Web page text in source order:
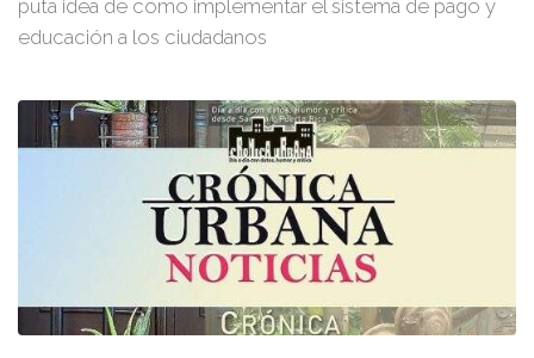
puta idea de como implementar el sistema de pago y
educación a los ciudadanos